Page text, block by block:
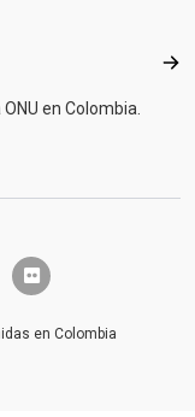
en Colombia.
flickr
en Colombia